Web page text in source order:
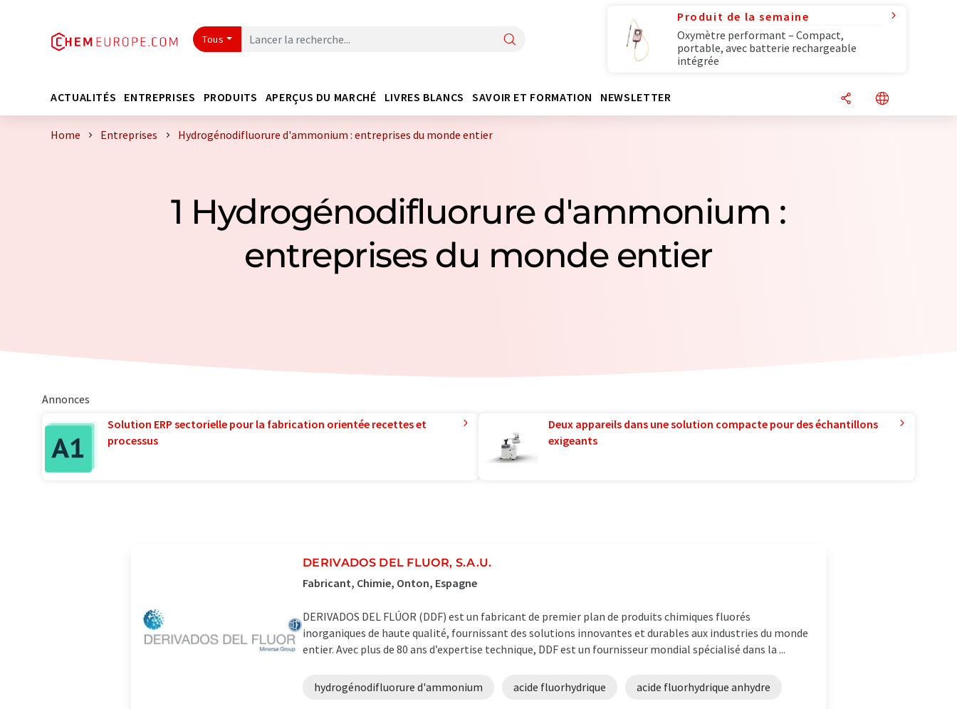
Tous
Produit de la semaine
Oxymètre performant – Compact,
portable, avec batterie rechargeable
intégrée
ACTUALITÉS ENTREPRISES PRODUITS APERÇUS DU MARCHÉ LIVRES BLANCS SAVOIR ET FORMATION NEWSLETTER
Home Entreprises Hydrogénodifluorure d'ammonium : entreprises du monde entier
1 Hydrogénodifluorure d'ammonium :
entreprises du monde entier
Annonces
Solution ERP sectorielle pour la fabrication orientée recettes et
processus
Deux appareils dans une solution compacte pour des échantillons
exigeants
DERIVADOS DEL FLUOR, S.A.U.
Fabricant, Chimie, Onton, Espagne
DERIVADOS DEL FLÚOR (DDF) est un fabricant de premier plan de produits chimiques fluorés
inorganiques de haute qualité, fournissant des solutions innovantes et durables aux industries du monde
entier. Avec plus de 80 ans d’expertise technique, DDF est un fournisseur mondial spécialisé dans la ...
hydrogénodifluorure d'ammonium acide fluorhydrique acide fluorhydrique anhydre